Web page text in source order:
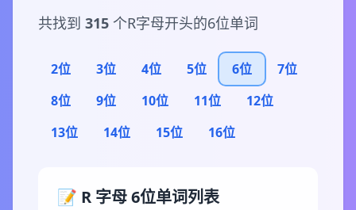
共找到 315 个R字母开头的6位单词
2位 3位 4位 5位 6位
7位
8位
9位 10位 11位
12位
13位
14位 15位 16位
📝 R 字母 6位单词列表